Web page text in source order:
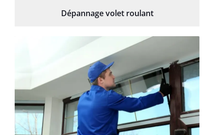
Dépannage volet roulant